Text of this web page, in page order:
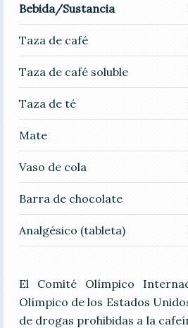
Bebida/Sustancia
Taza de café
Taza de café soluble
Taza de té
Mate
Vaso de cola
Barra de chocolate
Analgésico (tableta)
El Comité Olímpico
Olímpico de los Estados
de drogas prohibidas a la